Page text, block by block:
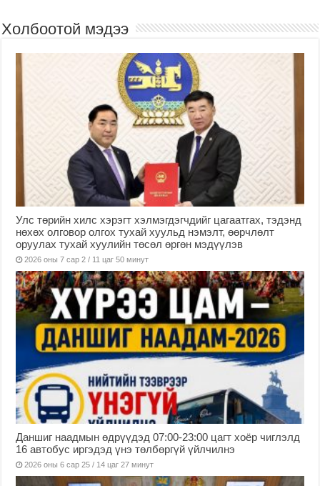
Холбоотой мэдээ
Улс төрийн хилс хэрэгт хэлмэгдэгчдийг цагаатгах, тэдэнд
нөхөх олговор олгох тухай хуульд нэмэлт, өөрчлөлт
оруулах тухай хуулийн төсөл өргөн мэдүүлэв
2026 оны 7 сар 2 / 11 цаг 50 минут
Даншиг наадмын өдрүүдэд 07:00-23:00 цагт хоёр чиглэлд
16 автобус иргэдэд үнэ төлбөргүй үйлчилнэ
2026 оны 6 сар 25 / 14 цаг 27 минут